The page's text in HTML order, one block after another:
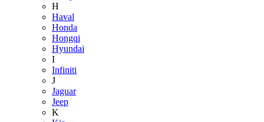
H
Haval
Honda
Hongqi
Hyundai
I
Infiniti
J
Jaguar
Jeep
K